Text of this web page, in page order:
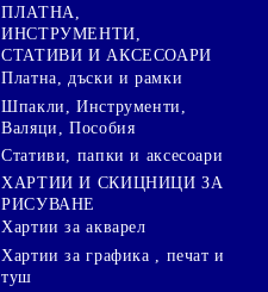
ПЛАТНА,
ИНСТРУМЕНТИ,
СТАТИВИ И АКСЕСОАРИ
Платна, дъски и рамки
Шпакли, Инструменти,
Валяци, Пособия
Стативи, папки и аксесоари
ХАРТИИ И СКИЦНИЦИ ЗА
РИСУВАНЕ
Хартии за акварел
Хартии за графика , печат и
туш